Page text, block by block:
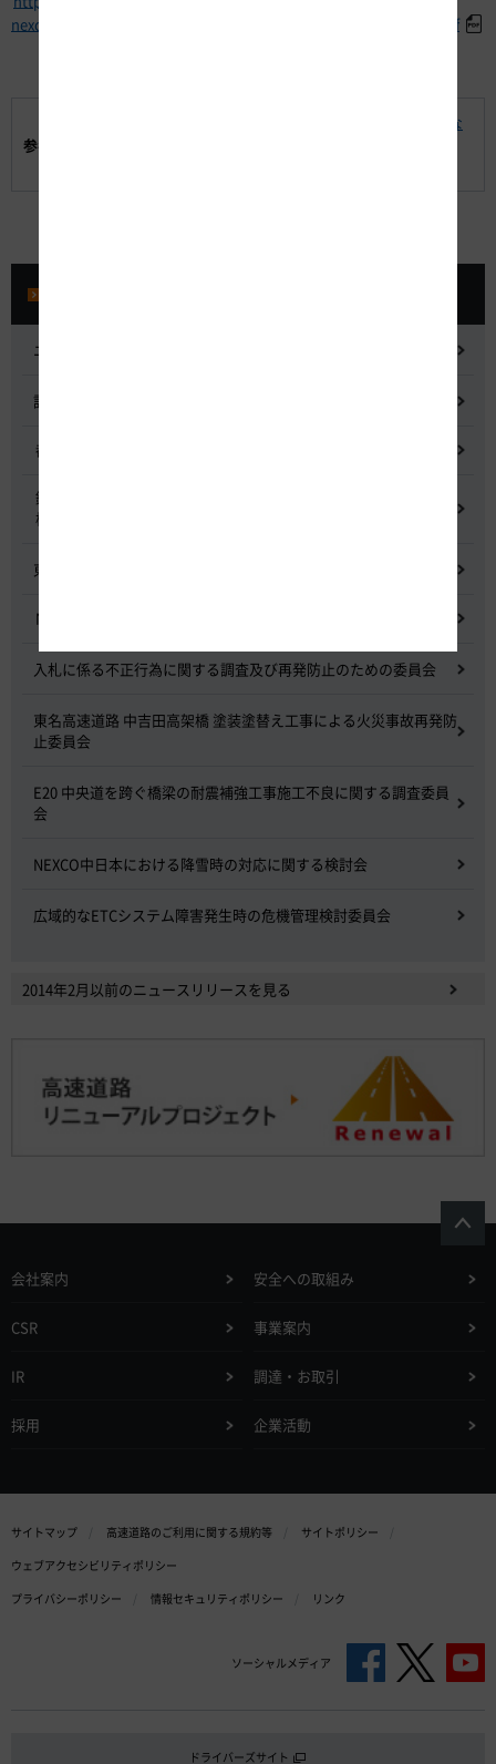
nexco.co.jp/pressroom/cms_assets/pressroom/2024/02/16/pdf.pdf
参考資料:
【別紙-1】令和6年 お盆期間の高速道路における主な
ニュースリリース
記者会見
都市間高速道路料金割引検討会
鋼少数主桁橋の床版下面吹付コンクリートはく離・落下事象調査
検討委員会
東名高速道路宇利トンネル照明灯具落下事象調査検討会
NEXCO中日本グループの経営上の課題と取組み
入札に係る不正行為に関する調査及び再発防止のための委員会
東名高速道路 中吉田高架橋 塗装塗替え工事による火災事故再発防
止委員会
E20 中央道を跨ぐ橋梁の耐震補強工事施工不良に関する調査委員
会
NEXCO中日本における降雪時の対応に関する検討会
広域的なETCシステム障害発生時の危機管理検討委員会
2014年2月以前のニュースリリースを見る
会社案内 安全への取組み
CSR 事業案内
IR 調達・お取引
採用 企業活動
サイトマップ 高速道路のご利用に関する規約等
サイトポリシー
ウェブアクセシビリティポリシー
プライバシーポリシー
情報セキュリティポリシー リンク
ソーシャルメディア
ドライバーズサイト